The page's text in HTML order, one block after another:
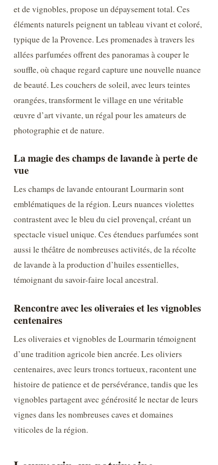
et de vignobles, propose un dépaysement total. Ces
éléments naturels peignent un tableau vivant et coloré,
typique de la Provence. Les promenades à travers les
allées parfumées offrent des panoramas à couper le
souffle, où chaque regard capture une nouvelle nuance
de beauté. Les couchers de soleil, avec leurs teintes
orangées, transforment le village en une véritable
œuvre d’art vivante, un régal pour les amateurs de
photographie et de nature.
La magie des champs de lavande à perte de
vue
Les champs de lavande entourant Lourmarin sont
emblématiques de la région. Leurs nuances violettes
contrastent avec le bleu du ciel provençal, créant un
spectacle visuel unique. Ces étendues parfumées sont
aussi le théâtre de nombreuses activités, de la récolte
de lavande à la production d’huiles essentielles,
témoignant du savoir-faire local ancestral.
Rencontre avec les oliveraies et les vignobles
centenaires
Les oliveraies et vignobles de Lourmarin témoignent
d’une tradition agricole bien ancrée. Les oliviers
centenaires, avec leurs troncs tortueux, racontent une
histoire de patience et de persévérance, tandis que les
vignobles partagent avec générosité le nectar de leurs
vignes dans les nombreuses caves et domaines
viticoles de la région.